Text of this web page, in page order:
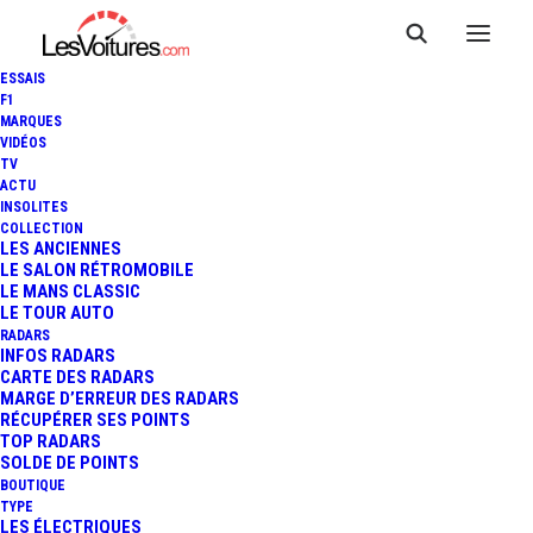
ESSAIS
F1
MARQUES
VIDÉOS
TV
ACTU
INSOLITES
COLLECTION
LES ANCIENNES
LE SALON RÉTROMOBILE
LE MANS CLASSIC
LE TOUR AUTO
RADARS
INFOS RADARS
CARTE DES RADARS
MARGE D’ERREUR DES RADARS
RÉCUPÉRER SES POINTS
TOP RADARS
SOLDE DE POINTS
BOUTIQUE
TYPE
LES ÉLECTRIQUES
28 juin 2013
OPEL ASTRA : LE